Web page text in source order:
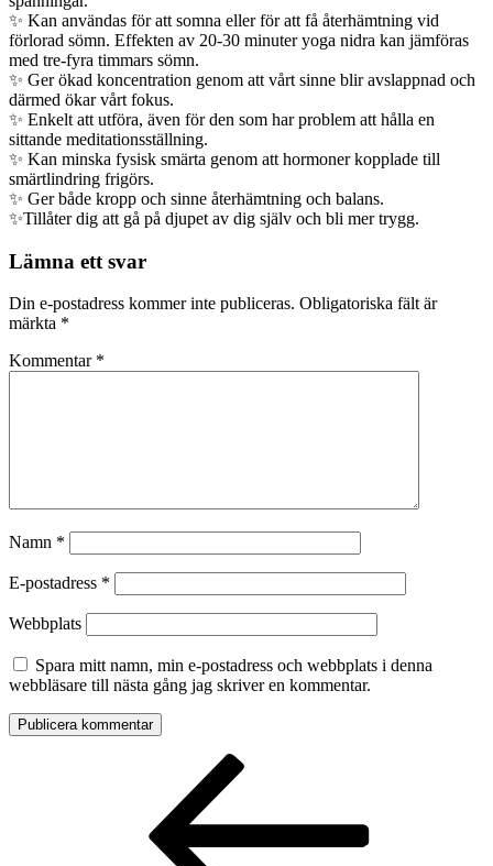
✨ Kan användas för att somna eller för att få återhämtning vid
förlorad sömn. Effekten av 20-30 minuter yoga nidra kan jämföras
med tre-fyra timmars sömn.
✨ Ger ökad koncentration genom att vårt sinne blir avslappnad och
därmed ökar vårt fokus.
✨ Enkelt att utföra, även för den som har problem att hålla en
sittande meditationsställning.
✨ Kan minska fysisk smärta genom att hormoner kopplade till
smärtlindring frigörs.
✨ Ger både kropp och sinne återhämtning och balans.
✨Tillåter dig att gå på djupet av dig själv och bli mer trygg.
Lämna ett svar
Din e-postadress kommer inte publiceras. Obligatoriska fält är
märkta *
Kommentar *
Namn *
E-postadress *
Webbplats
Spara mitt namn, min e-postadress och webbplats i denna
webbläsare till nästa gång jag skriver en kommentar.
Inläggsnavigering